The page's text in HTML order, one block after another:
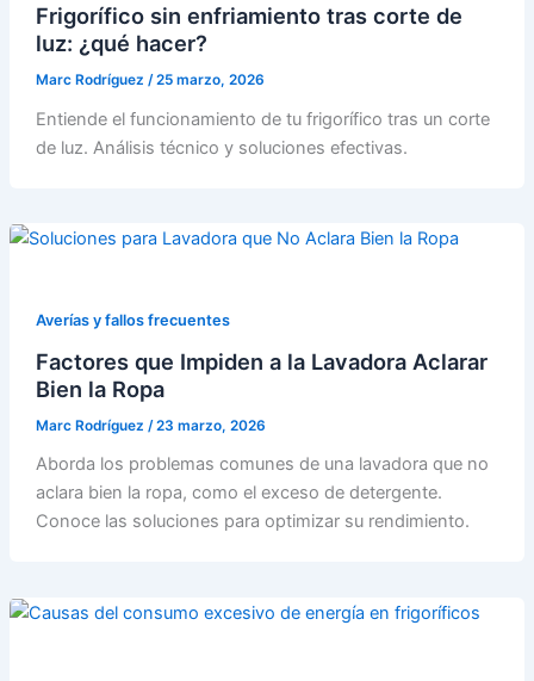
Frigorífico sin enfriamiento tras corte de
luz: ¿qué hacer?
Marc Rodríguez /25 marzo, 2026
Entiende el funcionamiento de tu frigorífico tras un corte
de luz. Análisis técnico y soluciones efectivas.
Averías y fallos frecuentes
Factores que Impiden a la Lavadora Aclarar
Bien la Ropa
Marc Rodríguez /23 marzo, 2026
Aborda los problemas comunes de una lavadora que no
aclara bien la ropa, como el exceso de detergente.
Conoce las soluciones para optimizar su rendimiento.